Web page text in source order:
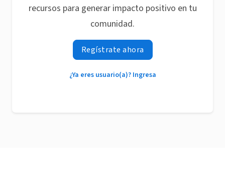
recursos para generar impacto positivo en tu
comunidad.
Regístrate ahora
¿Ya eres usuario(a)? Ingresa